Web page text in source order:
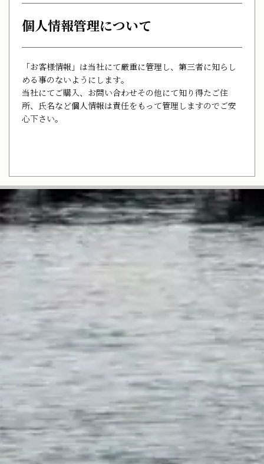
個人情報管理について
「お客様情報」は当社にて厳重に管理し、第三者に知らし
める事のないようにします｡
当社にてご購入、お問い合わせその他にて知り得たご住
所、氏名など個人情報は責任をもって管理しますのでご安
心下さい。